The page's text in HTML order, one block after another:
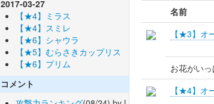
2017-03-27
【★4】ミラス
【★4】スミレ
【★6】シャウラ
【★5】むらさきカップリス
【★6】プリム
コメント
名前
【★3】オ
お花がい
【★4】オ